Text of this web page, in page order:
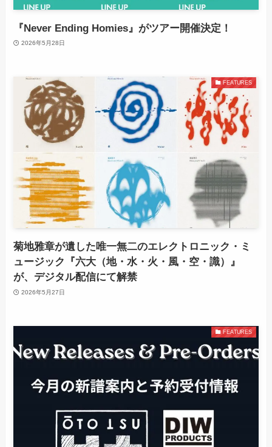
『Never Ending Homies』がツアー開催決定！
2026年5月28日
FEATURES
菊地雅章が遺した唯一無二のエレクトロニック・ミ
ュージック『六大（地・水・火・風・空・識）』
が、デジタル配信にて解禁
2026年5月27日
FEATURES